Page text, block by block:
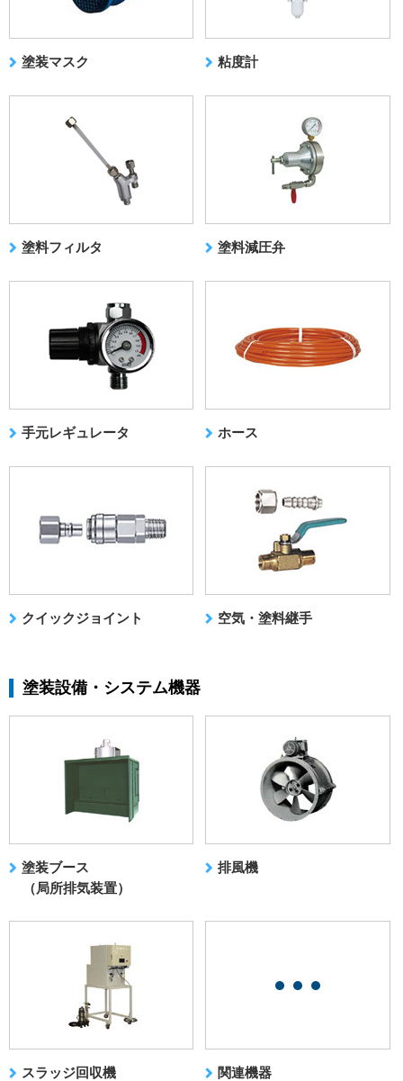
塗装マスク 粘度計
塗料フィルタ 塗料減圧弁
手元レギュレータ ホース
クイックジョイント 空気・塗料継手
塗装設備・システム機器
塗装ブース
（局所排気装置）
排風機
スラッジ回収機 関連機器